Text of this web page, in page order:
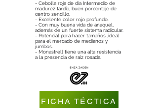
- Cebolla roja de día Intermedio de
madurez tardía, buen porcentaje de
centro sencillo.
- Excelente color rojo profundo.
- Con muy buena vida de anaquel,
además de un fuerte sistema radicular.
- Potencial para hacer tamaños ,ideal
para el mercado de medianos y
jumbos.
- Monastrell tiene una alta resistencia
a la presencia de raíz rosada.
FICHA TÉCTICA